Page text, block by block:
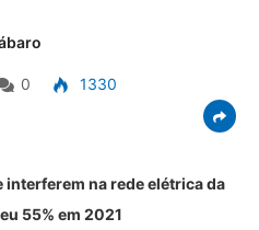
0
1330
interferem na rede elétrica da
55% em 2021